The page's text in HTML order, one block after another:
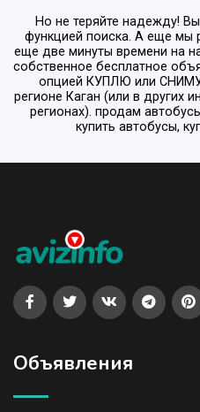
Но не теряйте надежду!
функцией поиска. А еще мы
еще две минуты времени на
собственное бесплатное
опцией КУПЛЮ или
регионе Каган (или в других
регионах). продам
купить автобусы,
Объявления